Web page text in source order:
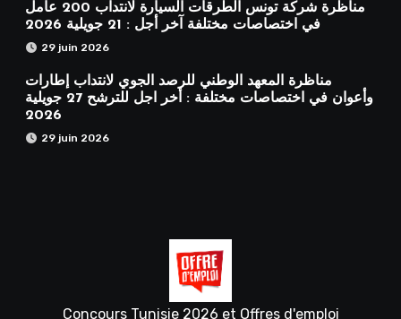
مناظرة شركة تونس الطرقات السيارة لانتداب 200 عامل
في اختصاصات مختلفة آخر أجل : 21 جويلية 2026
29 juin 2026
مناظرة المعهد الوطني للرصد الجوي لانتداب إطارات
وأعوان في اختصاصات مختلفة : أخر اجل للترشح 27 جويلية
2026
29 juin 2026
Concours Tunisie 2026 et Offres d'emploi